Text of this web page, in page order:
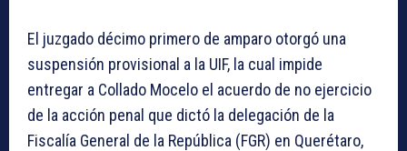
El juzgado décimo primero de amparo otorgó una
suspensión provisional a la UIF, la cual impide
entregar a Collado Mocelo el acuerdo de no ejercicio
de la acción penal que dictó la delegación de la
Fiscalía General de la República (FGR) en Querétaro,